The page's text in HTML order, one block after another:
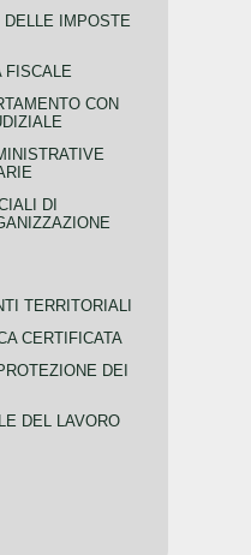
IMPOSTE
FISCALE
CON
DI
TERRITORIALI
CERTIFICATA
DEI
DEL LAVORO